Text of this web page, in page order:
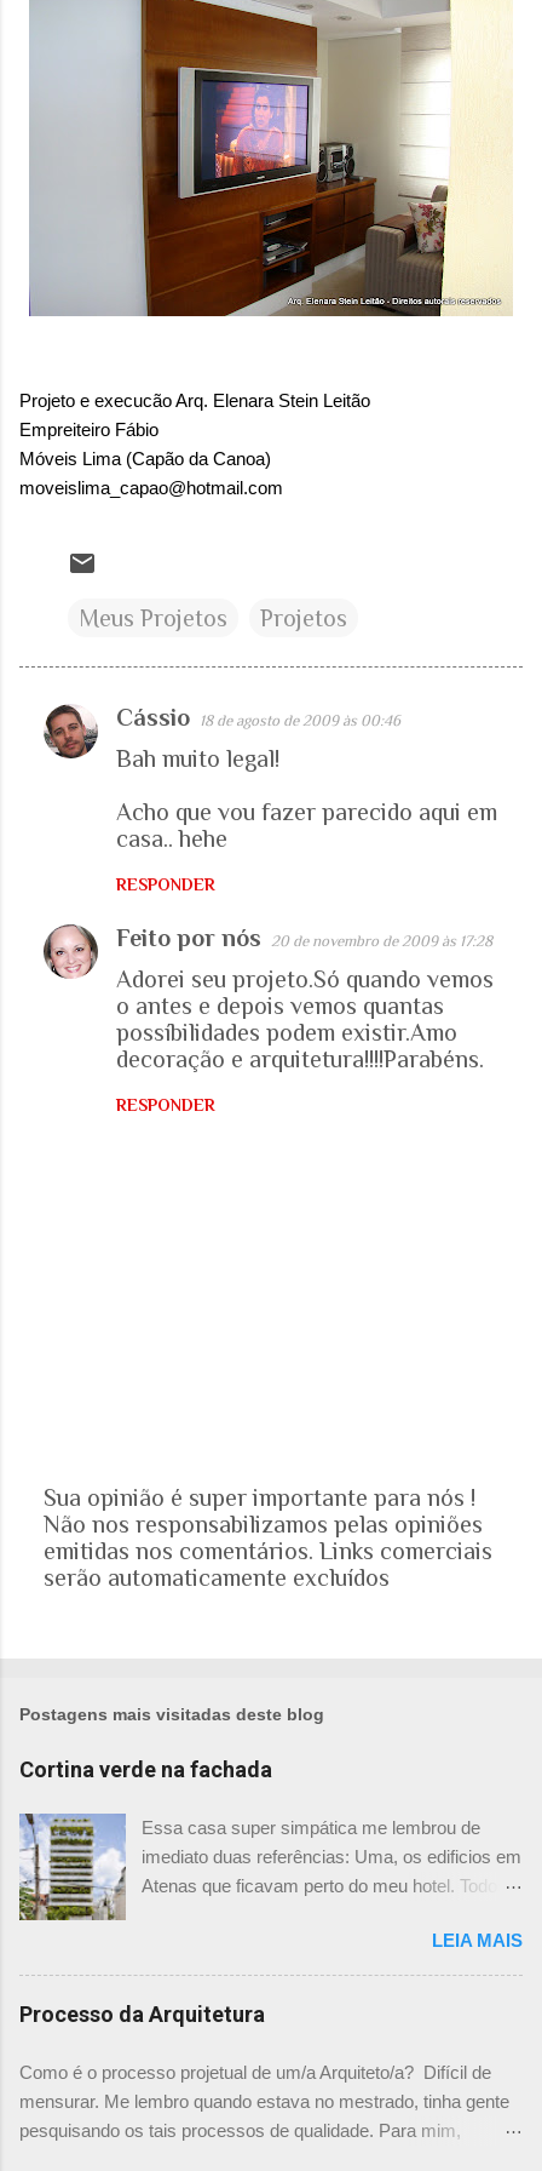
Projeto e execucão Arq. Elenara Stein Leitão
Empreiteiro Fábio
Móveis Lima (Capão da Canoa)
moveislima_capao@hotmail.com
Meus Projetos Projetos
C
á
r
Cássio 18 de agosto de 2009 às 00:46
Bah muito legal!
Acho que vou fazer parecido aqui em
casa.. hehe
RESPONDER
Feito por nós 20 de novembro de 2009 às 17:28
Adorei seu projeto.Só quando vemos
o antes e depois vemos quantas
possíbilidades podem existir.Amo
decoração e arquitetura!!!!Parabéns.
RESPONDER
P
o
s
m
o
e
n
t
á
o
Sua opinião é super importante para nós !
Não nos responsabilizamos pelas opiniões
emitidas nos comentários. Links comerciais
serão automaticamente excluídos
Postagens mais visitadas deste blog
Cortina verde na fachada
Essa casa super simpática me lembrou de
imediato duas referências: Uma, os edificios em
Atenas que ficavam perto do meu hotel. Todos
ficassem tão simpáticos! Mas olhando com
mais foco, me veio a segunda referência. Na
verdade as fachadas da frente e fundos são
como segundas peles, floreiras que criam um
prédio. Justo como a casa do colega Oscar
Muller. Eu juro que tenho fotos no computador,
mas não consegui acha-las para colocar aqui. A
LEIA MAIS
Processo da Arquitetura
Como é o processo projetual de um/a Arquiteto/a? Difícil de
mensurar. Me lembro quando estava no mestrado, tinha gente
pesquisando os tais processos de qualidade. Para mim,